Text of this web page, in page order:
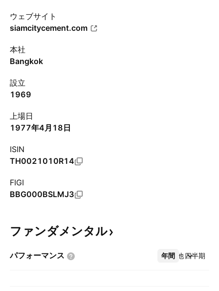
ウェブサイト
siamcitycement.com
本社
Bangkok
設立
1969
上場日
1977年4月18日
ISIN
TH0021010R14
FIGI
BBG000BSLMJ3
ファンダメンタル
パフォーマンス 年間 四半期
その他